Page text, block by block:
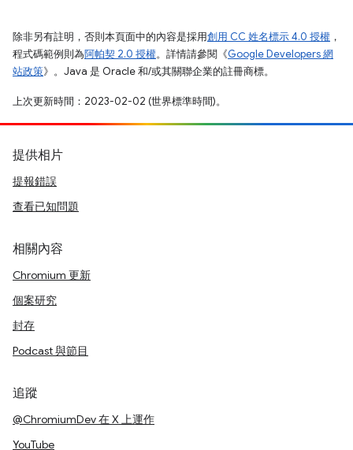
除非另有註明，否則本頁面中的內容是採用創用 CC 姓名標示 4.0 授權 ，
程式碼範例則為阿帕契 2.0 授權。詳情請參閱《Google Developers 網
站政策》。Java 是 Oracle 和/或其關聯企業的註冊商標。
上次更新時間：2023-02-02 (世界標準時間)。
提供相片
提報錯誤
查看已知問題
相關內容
Chromium 更新
個案研究
封存
Podcast 與節目
追蹤
@ChromiumDev 在 X 上運作
YouTube